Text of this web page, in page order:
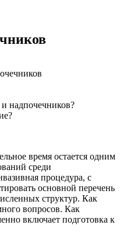
надпочечников?
время остается одним
среди
процедура, с
основной перечень
структур. Как
вопросов. Как
включает подготовка к